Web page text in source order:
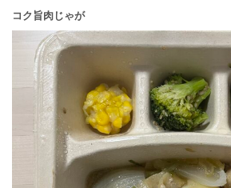
コク旨肉じゃが